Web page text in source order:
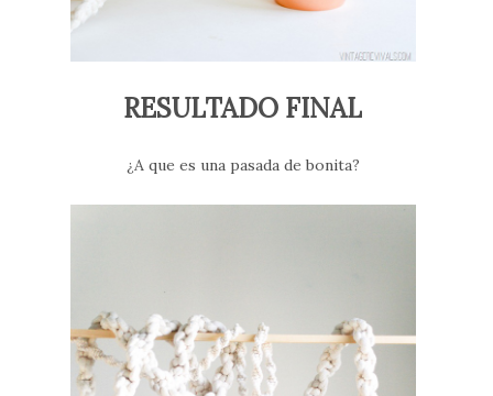
RESULTADO FINAL
¿A que es una pasada de bonita?